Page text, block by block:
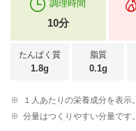
調理時間
10分
たんぱく質
1.8g
脂質
0.1g
※
１人あたりの栄養成分を表示。
※ 分量はつくりやすい分量です。